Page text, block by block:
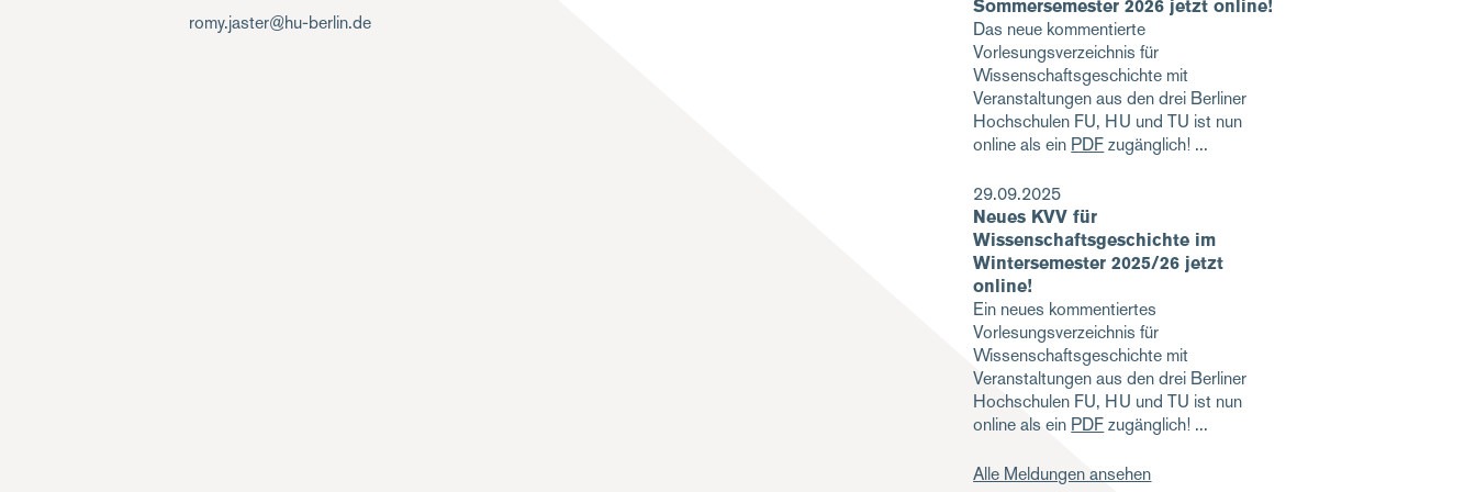
romy.jaster@hu-berlin.de
Sommersemester 2026 jetzt online!
Das neue kommentierte
Vorlesungsverzeichnis für
Wissenschaftsgeschichte mit
Veranstaltungen aus den drei Berliner
Hochschulen FU, HU und TU ist nun
online als ein PDFzugänglich!
29.09.2025
Neues KVV für
Wissenschaftsgeschichte im
Wintersemester 2025/26 jetzt
online!
Ein neues kommentiertes
Vorlesungsverzeichnis für
Wissenschaftsgeschichte mit
Veranstaltungen aus den drei Berliner
Hochschulen FU, HU und TU ist nun
online als ein PDFzugänglich!
Alle Meldungen ansehen